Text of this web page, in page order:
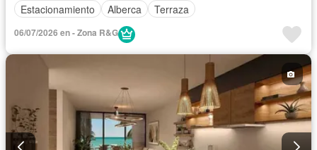
Estacionamiento
Alberca Terraza
06/07/2026 en - Zona R&G